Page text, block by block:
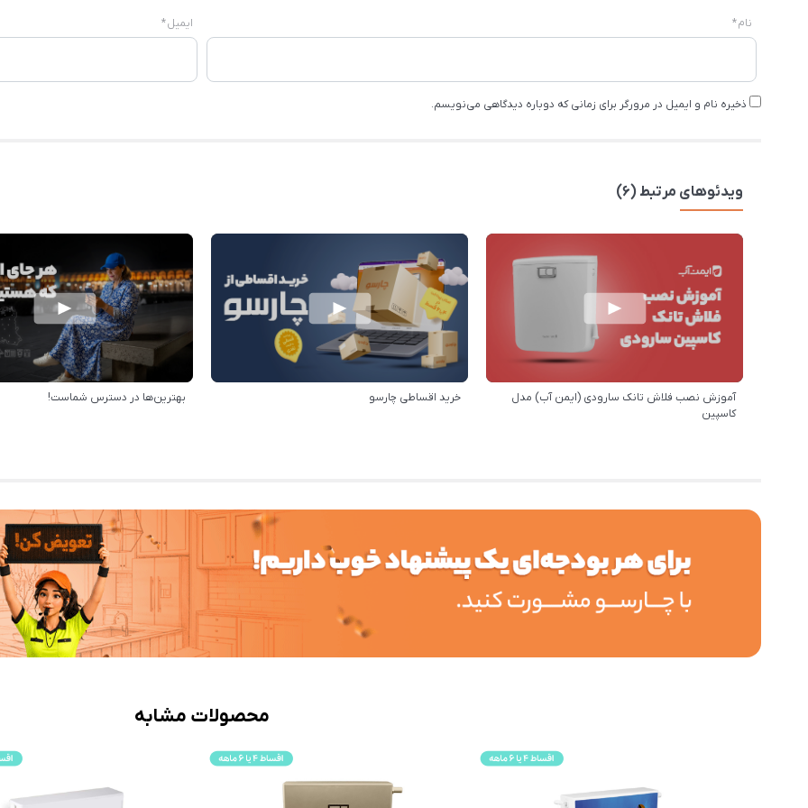
نام* ایمیل*
ذخیره نام و ایمیل در مرورگر برای زمانی که دوباره دیدگاهی می‌نویسم.
ویدئوهای مرتبط (6)
آموزش نصب فلاش تانک سارودی (ایمن آب) مدل
کاسپین
خرید اقساطی چارسو بهترین‌ها در دسترس شماست!
محصولات مشابه